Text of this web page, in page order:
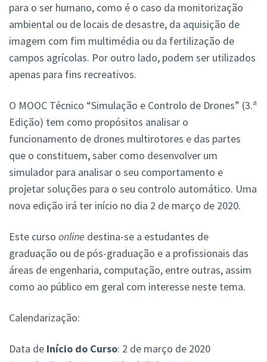
para o ser humano, como é o caso da monitorização
ambiental ou de locais de desastre, da aquisição de
imagem com fim multimédia ou da fertilização de
campos agrícolas. Por outro lado, podem ser utilizados
apenas para fins recreativos.
O MOOC Técnico “Simulação e Controlo de Drones” (3.ª
Edição) tem como propósitos analisar o
funcionamento de drones multirotores e das partes
que o constituem, saber como desenvolver um
simulador para analisar o seu comportamento e
projetar soluções para o seu controlo automático. Uma
nova edição irá ter início no dia 2 de março de 2020.
Este curso online destina-se a estudantes de
graduação ou de pós-graduação e a profissionais das
áreas de engenharia, computação, entre outras, assim
como ao público em geral com interesse neste tema.
Calendarização:
Data de Início do Curso: 2 de março de 2020